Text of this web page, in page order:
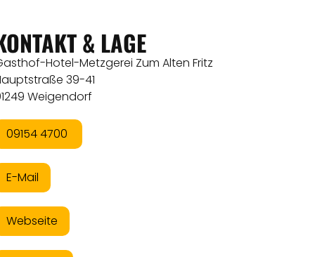
& LAGE
Hotel-Metzgerei Zum Alten Fritz
39-41
Weigendorf
09154 4700
E-Mail
Webseite